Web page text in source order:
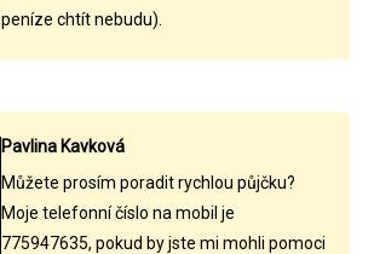
peníze chtít nebudu).
Pavlina Kavková
Můžete prosím poradit rychlou půjčku?
Moje telefonní číslo na mobil je
775947635, pokud by jste mi mohli pomoci